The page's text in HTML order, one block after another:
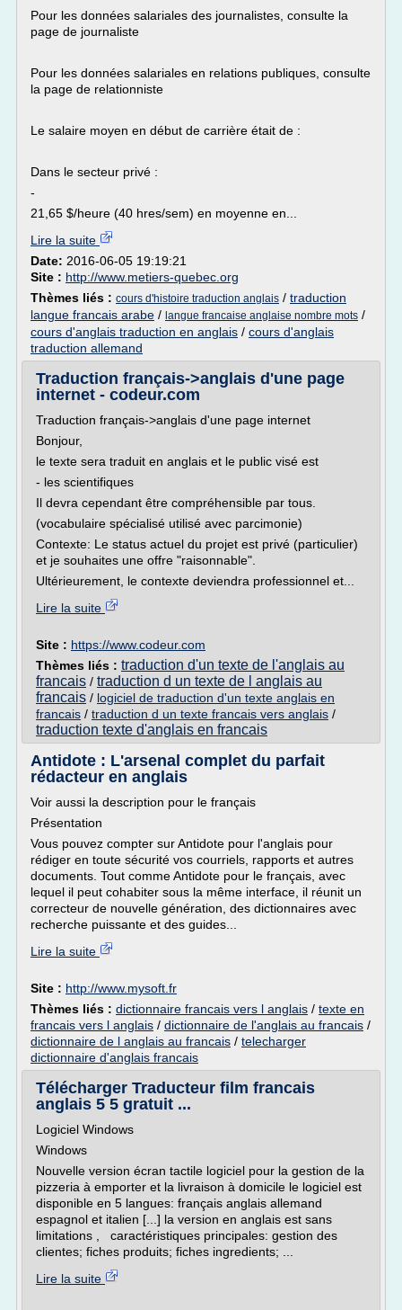
Pour les données salariales des journalistes, consulte la
page de journaliste
Pour les données salariales en relations publiques, consulte
la page de relationniste
Le salaire moyen en début de carrière était de :
Dans le secteur privé :
-
21,65 $/heure (40 hres/sem) en moyenne en...
Lire la suite
Date: 2016-06-05 19:19:21
Site : http://www.metiers-quebec.org
Thèmes liés : cours d'histoire traduction anglais / traduction
langue francais arabe / langue francaise anglaise nombre mots /
cours d'anglais traduction en anglais / cours d'anglais
traduction allemand
Traduction français->anglais d'une page
internet - codeur.com
Traduction français->anglais d'une page internet
Bonjour,
le texte sera traduit en anglais et le public visé est
- les scientifiques
Il devra cependant être compréhensible par tous.
(vocabulaire spécialisé utilisé avec parcimonie)
Contexte: Le status actuel du projet est privé (particulier)
et je souhaites une offre "raisonnable".
Ultérieurement, le contexte deviendra professionnel et...
Lire la suite
Site : https://www.codeur.com
Thèmes liés : traduction d'un texte de l'anglais au
francais / traduction d un texte de l anglais au
francais / logiciel de traduction d'un texte anglais en
francais / traduction d un texte francais vers anglais /
traduction texte d'anglais en francais
Antidote : L'arsenal complet du parfait
rédacteur en anglais
Voir aussi la description pour le français
Présentation
Vous pouvez compter sur Antidote pour l'anglais pour
rédiger en toute sécurité vos courriels, rapports et autres
documents. Tout comme Antidote pour le français, avec
lequel il peut cohabiter sous la même interface, il réunit un
correcteur de nouvelle génération, des dictionnaires avec
recherche puissante et des guides...
Lire la suite
Site : http://www.mysoft.fr
Thèmes liés : dictionnaire francais vers l anglais / texte en
francais vers l anglais / dictionnaire de l'anglais au francais /
dictionnaire de l anglais au francais / telecharger
dictionnaire d'anglais francais
Télécharger Traducteur film francais
anglais 5 5 gratuit ...
Logiciel Windows
Windows
Nouvelle version écran tactile logiciel pour la gestion de la
pizzeria à emporter et la livraison à domicile le logiciel est
disponible en 5 langues: français anglais allemand
espagnol et italien [...] la version en anglais est sans
limitations , caractéristiques principales: gestion des
clientes; fiches produits; fiches ingredients; ...
Lire la suite